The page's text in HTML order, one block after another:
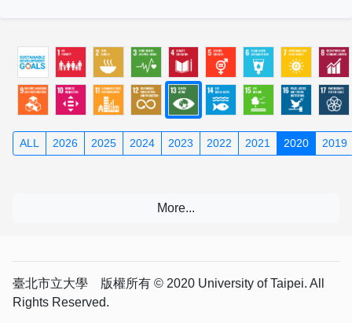
ALL 2026 2025 2024 2023 2022 2021 2020 2019
臺北市立大學 版權所有 © 2020 University of Taipei. All
Rights Reserved.